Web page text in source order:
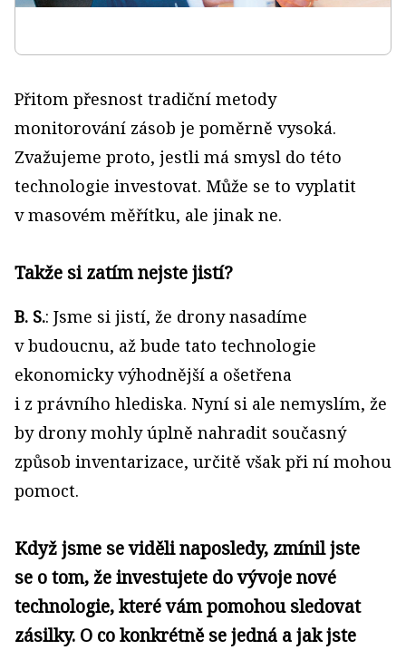
Přitom přesnost tradiční metody
monitorování zásob je poměrně vysoká.
Zvažujeme proto, jestli má smysl do této
technologie investovat. Může se to vyplatit
v masovém měřítku, ale jinak ne.
Takže si zatím nejste jistí?
B. S.: Jsme si jistí, že drony nasadíme
v budoucnu, až bude tato technologie
ekonomicky výhodnější a ošetřena
i z právního hlediska. Nyní si ale nemyslím, že
by drony mohly úplně nahradit současný
způsob inventarizace, určitě však při ní mohou
pomoct.
Když jsme se viděli naposledy, zmínil jste
se o tom, že investujete do vývoje nové
technologie, které vám pomohou sledovat
zásilky. O co konkrétně se jedná a jak jste